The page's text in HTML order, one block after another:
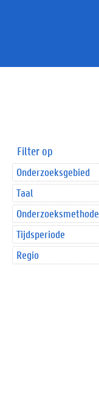
Filter op
Onderzoeksgebied
Taal
Onderzoeksmethode
Tijdsperiode
Regio